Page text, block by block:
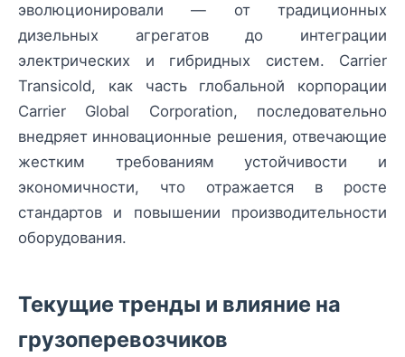
эволюционировали — от традиционных
дизельных агрегатов до интеграции
электрических и гибридных систем. Carrier
Transicold, как часть глобальной корпорации
Carrier Global Corporation, последовательно
внедряет инновационные решения, отвечающие
жестким требованиям устойчивости и
экономичности, что отражается в росте
стандартов и повышении производительности
оборудования.
Текущие тренды и влияние на
грузоперевозчиков